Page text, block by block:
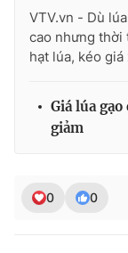
VTV Sức khoẻ
VTV4
VTV9
VTV.vn - Dù
cao nhưng thời
hạt lúa, kéo
Giá lúa
giảm
0 0